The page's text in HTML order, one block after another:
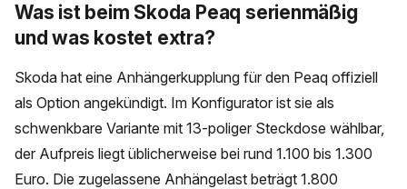
Was ist beim Skoda Peaq serienmäßig
und was kostet extra?
Skoda hat eine Anhängerkupplung für den Peaq offiziell
als Option angekündigt. Im Konfigurator ist sie als
schwenkbare Variante mit 13-poliger Steckdose wählbar,
der Aufpreis liegt üblicherweise bei rund 1.100 bis 1.300
Euro. Die zugelassene Anhängelast beträgt 1.800